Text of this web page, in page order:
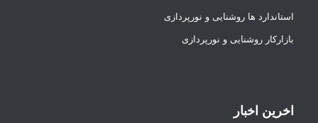
استاندارد ها روشنایی و نورپردازی
بازارکار روشنایی و نورپردازی
اخرین اخبار